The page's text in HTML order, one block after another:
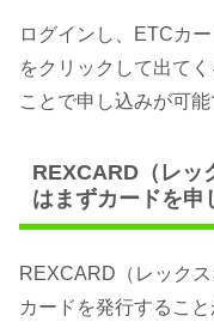
ログインし、ETCカ
をクリックして出て
ことで申し込みが可能
REXCARD（レッ
はまずカードを申
REXCARD（レック
カードを発行すること